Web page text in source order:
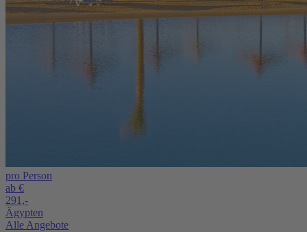
pro Person
ab €
291,-
Ägypten
Alle Angebote